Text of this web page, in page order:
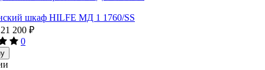
шкаф HILFE МД 1 1760/SS
21 200 ₽
0